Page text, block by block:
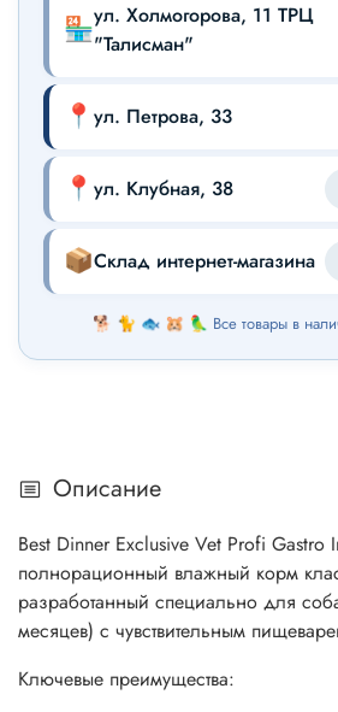
🏪ул. Холмогорова, 11 ТРЦ
"Талисман"
📍 ул. Петрова, 33
📍 ул. Клубная, 38
📦Склад интернет-магазина
🐕 🐈 🐟 🐹 🦜 Все товары в
Описание
Best Dinner Exclusive Vet Profi Gastro
полнорационный влажный корм
разработанный специально для
месяцев) с чувствительным
Ключевые преимущества: